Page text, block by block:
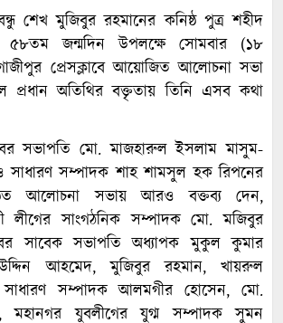
শেখ মুজিবুর রহমানের কনিষ্ঠ পুত্র শহীদ
৫৮তম জন্মদিন উপলক্ষে সোমবার (১৮
প্রেসক্লাবে আয়োজিত আলোচনা সভা
প্রধান অতিথির বক্তৃতায় তিনি এসব কথা
সভাপতি মো. মাজহারুল ইসলাম মাসুম-
সাধারণ সম্পাদক শাহ শামসুল হক রিপনের
আলোচনা সভায় আরও বক্তব্য দেন,
লীগের সাংগঠনিক সম্পাদক মো. মজিবুর
সাবেক সভাপতি অধ্যাপক মুকুল কুমার
আহমেদ, মুজিবুর রহমান, খায়রুল
সম্পাদক আলমগীর হোসেন, মো.
মহানগর যুবলীগের যুগ্ম সম্পাদক সুমন